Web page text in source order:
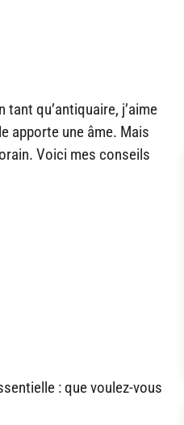
qu’antiquaire, j’aime
apporte une âme. Mais
Voici mes conseils
: que voulez-vous